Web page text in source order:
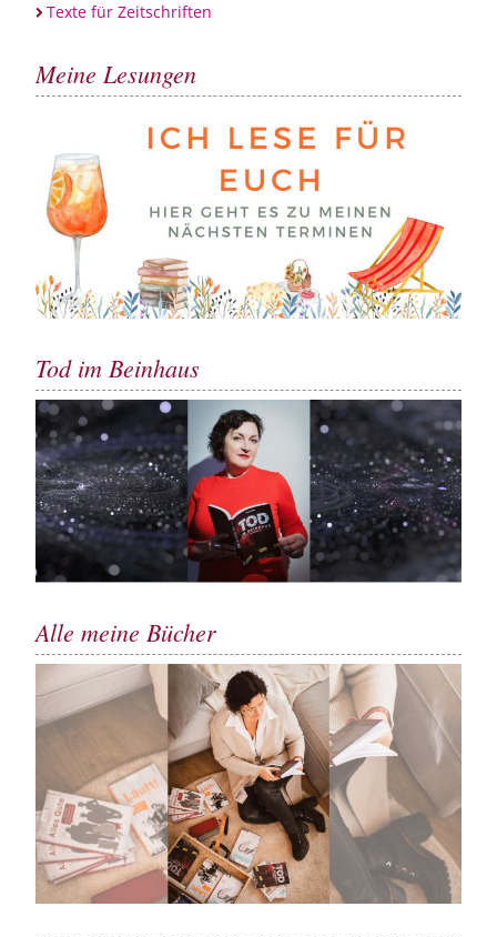
Texte für Zeitschriften
Meine Lesungen
Tod im Beinhaus
Alle meine Bücher